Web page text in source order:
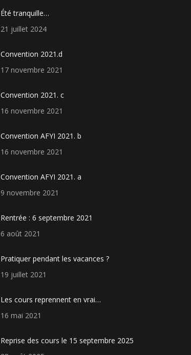
Été tranquille…
21 juillet 2024
Convention 2021.d
17 novembre 2021
Convention 2021. c
16 novembre 2021
Convention AFYI 2021. b
16 novembre 2021
Convention AFYI 2021. a
9 novembre 2021
Rentrée : 6 septembre 2021
6 août 2021
Pratiquer pendant les vacances ?
19 juillet 2021
Les cours reprennent en vrai…
16 mai 2021
Reprise des cours le 15 septembre 2025